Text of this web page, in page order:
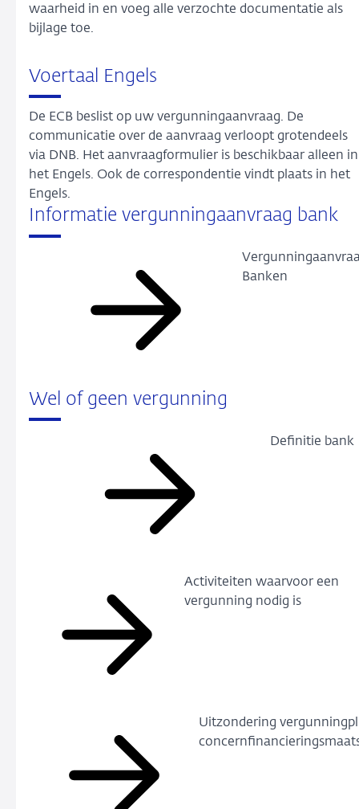
waarheid in en voeg alle verzochte documentatie als
bijlage toe.
Voertaal Engels
De ECB beslist op uw vergunningaanvraag. De
communicatie over de aanvraag verloopt grotendeels
via DNB. Het aanvraagformulier is beschikbaar alleen in
het Engels. Ook de correspondentie vindt plaats in het
Engels.
Informatie vergunningaanvraag bank
Banken
Wel of geen vergunning
Definitie bank
Activiteiten waarvoor een
vergunning nodig is
Uitzondering